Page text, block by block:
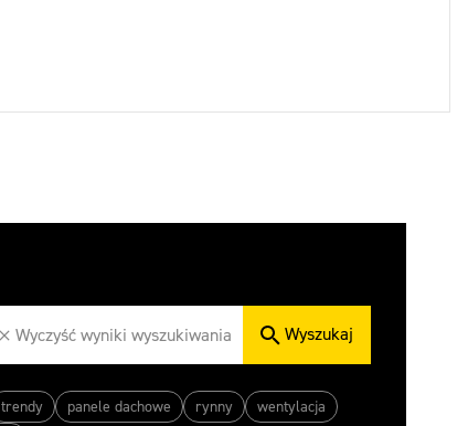
Wyczyść wyniki wyszukiwania Wyszukaj
trendy panele dachowe rynny
wentylacja